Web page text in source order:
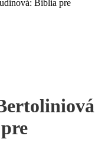
Biblia pre